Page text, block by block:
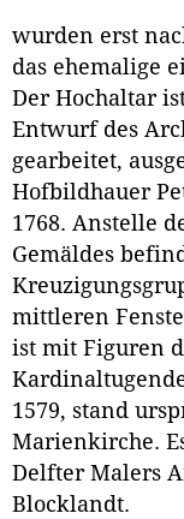
wurden erst
das ehemalige
Der Hochaltar
Entwurf des
gearbeitet,
Hofbildhauer
1768. Anstelle
Gemäldes
mittleren
ist mit Figuren
1579, stand
Marienkirche.
Delfter Malers
Blocklandt.